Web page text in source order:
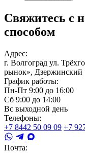
Свяжитесь с
способом
Адрес:
г. Волгоград ул.
рынок», Дзержинский
График работы:
Пн-Пт 9:00 до 16:00
Сб 9:00 до 14:00
Вс выходной день
Телефоны:
+7 8442 50 09 09 +7
Почта: